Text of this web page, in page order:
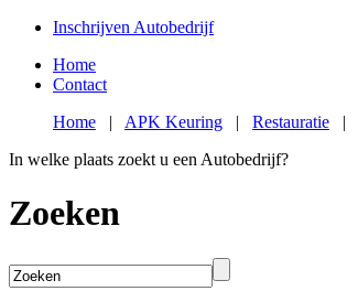
Inschrijven Autobedrijf
Home
Contact
Home | APK Keuring | Restauratie |
In welke plaats zoekt u een Autobedrijf?
Zoeken